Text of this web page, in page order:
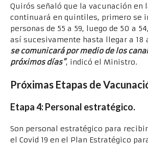
Quirós señaló que la vacunación en
continuará en quintiles, primero se
personas de 55 a 59, luego de 50 a
así sucesivamente hasta llegar a 18
se comunicará por medio de los
próximos días”, indicó el Ministro.
Próximas Etapas de
Etapa 4: Personal estratégico.
Son personal estratégico para
el Covid 19 en el Plan Estratégico